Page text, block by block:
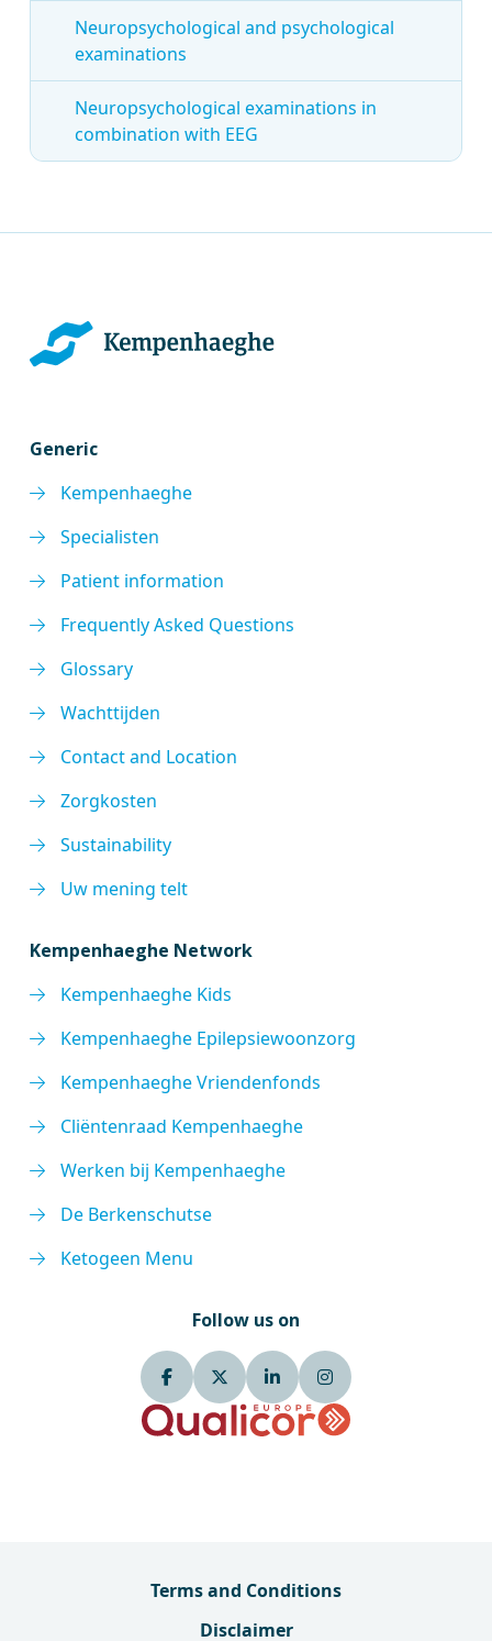
Neuropsychological and psychological
examinations
Neuropsychological examinations in
combination with EEG
Generic
Kempenhaeghe
Specialisten
Patient information
Frequently Asked Questions
Glossary
Wachttijden
Contact and Location
Zorgkosten
Sustainability
Uw mening telt
Kempenhaeghe Network
Kempenhaeghe Kids
Kempenhaeghe Epilepsiewoonzorg
Kempenhaeghe Vriendenfonds
Cliëntenraad Kempenhaeghe
Werken bij Kempenhaeghe
De Berkenschutse
Ketogeen Menu
Follow us on
Terms and Conditions
Disclaimer